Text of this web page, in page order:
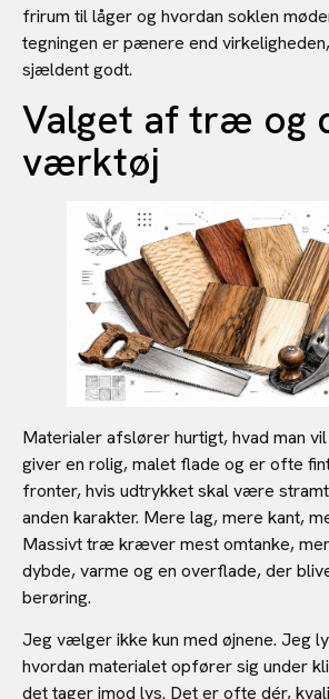
frirum til låger og hvordan soklen
tegningen er pænere end
sjældent godt.
Valget af træ og
værktøj
Materialer afslører hurtigt, hvad man
giver en rolig, malet flade og er ofte
fronter, hvis udtrykket skal være
anden karakter. Mere lag, mere kant,
Massivt træ kræver mest omtanke,
dybde, varme og en overflade, der
berøring.
Jeg vælger ikke kun med øjnene. Jeg
hvordan materialet opfører sig under
det tager imod lys. Det er ofte dér,